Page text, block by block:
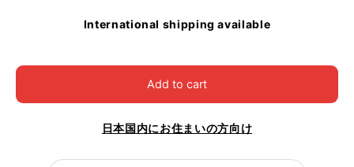
International shipping available
Add to cart
日本国内にお住まいの方向け